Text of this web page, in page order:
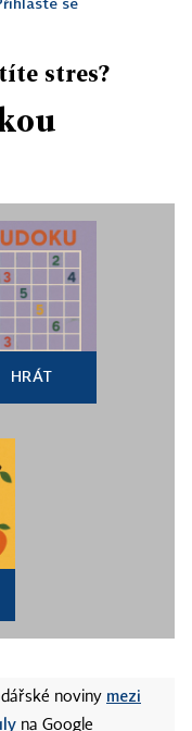
stres?
HRÁT
noviny mezi
na Google